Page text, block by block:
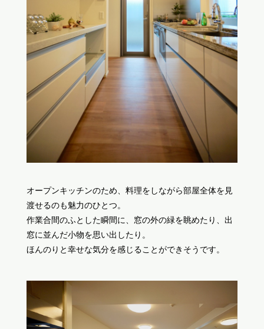
オープンキッチンのため、料理をしながら部屋全体を見
渡せるのも魅力のひとつ。
作業合間のふとした瞬間に、窓の外の緑を眺めたり、出
窓に並んだ小物を思い出したり。
ほんのりと幸せな気分を感じることができそうです。